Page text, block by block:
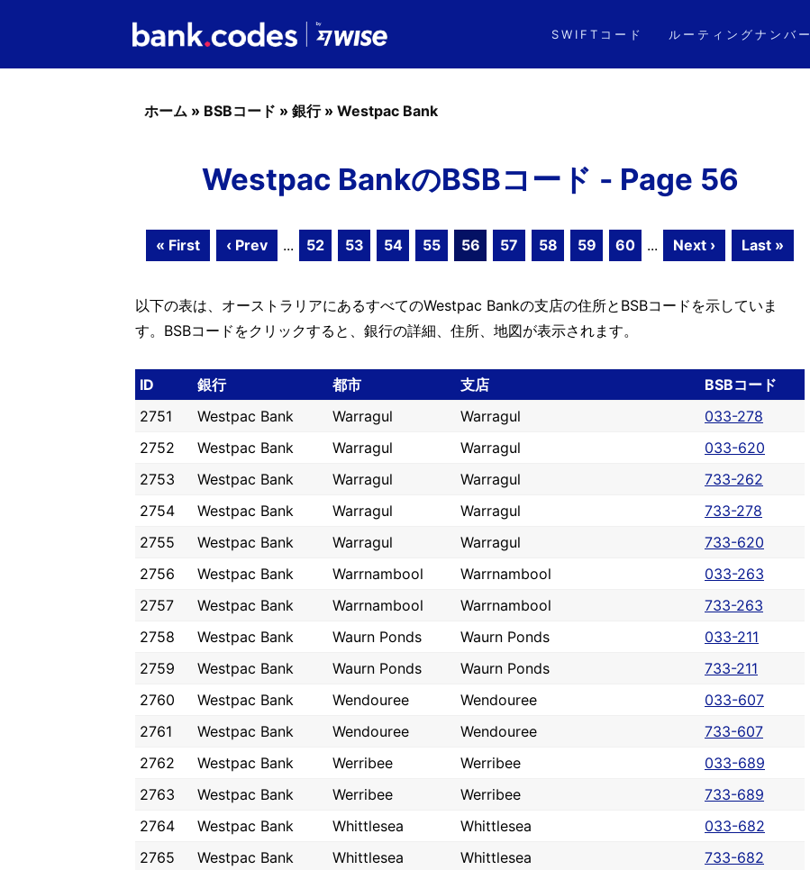
SWIFTコード ルーティングナンバー
ホーム » BSBコード » 銀行» Westpac Bank
Westpac BankのBSBコード - Page 56
« First ‹ Prev ... 52 53 54 55 56 57 58 59 60 ... Next › Last »
以下の表は、オーストラリアにあるすべてのWestpac Bankの支店の住所とBSBコードを示していま
す。BSBコードをクリックすると、銀行の詳細、住所、地図が表示されます。
ID 銀行 都市 支店
BSBコード
2751
Westpac Bank Warragul Warragul
033-278
2752
Westpac Bank Warragul Warragul
033-620
2753
Westpac Bank Warragul Warragul
733-262
2754
Westpac Bank Warragul Warragul
733-278
2755
Westpac Bank Warragul Warragul
733-620
2756
Westpac Bank Warrnambool Warrnambool
033-263
2757
Westpac Bank Warrnambool Warrnambool
733-263
2758
Westpac Bank Waurn Ponds Waurn Ponds
033-211
2759
Westpac Bank Waurn Ponds Waurn Ponds
733-211
2760
Westpac Bank Wendouree Wendouree
033-607
2761
Westpac Bank Wendouree Wendouree
733-607
2762
Westpac Bank Werribee Werribee
033-689
2763
Westpac Bank Werribee Werribee
733-689
2764
Westpac Bank Whittlesea Whittlesea
033-682
2765
Westpac Bank Whittlesea Whittlesea
733-682